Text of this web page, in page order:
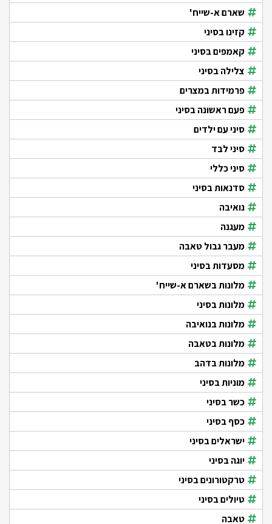
שארם א-שייח'
קזינו בסיני
קאמפים בסיני
צלילה בסיני
פרמידות במצרים
פעם ראשונה בסיני
סיני עם ילדים
סיני לבד
סיני כללי
סדנאות בסיני
נואיבה
מעגנה
מעבר גבול טאבה
מסעדות בסיני
מלונות בשארם א-שייח'
מלונות בסיני
מלונות בנואיבה
מלונות בטאבה
מלונות בדהב
מוניות בסיני
כשר בסיני
כסף בסיני
ישראלים בסיני
יוגה בסיני
טרקטורונים בסיני
טיולים בסיני
טאבה